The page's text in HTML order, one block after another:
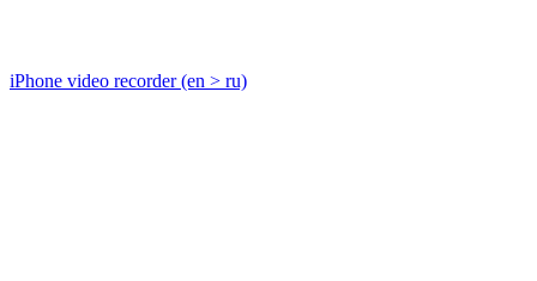
iPhone video recorder (en > ru)